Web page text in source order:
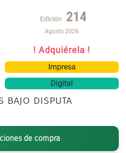
Edición 214
Agosto 2026
! Adquiérela !
Impresa
Digital
bajo disputa
de compra